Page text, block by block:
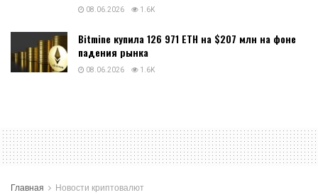
08.06.2026 1.6K
Bitmine купила 126 971 ETH на $207 млн на фоне
падения рынка
08.06.2026 1.6K
Главная Новости криптовалют